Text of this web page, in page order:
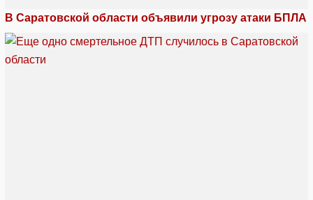
В Саратовской области объявили угрозу атаки БПЛА